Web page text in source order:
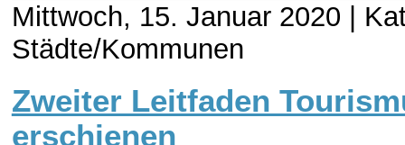
Mittwoch, 15. Januar 2020 |
Städte/Kommunen
Zweiter Leitfaden
erschienen